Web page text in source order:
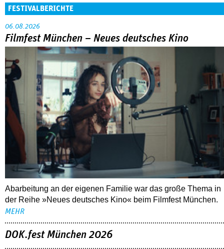
FESTIVALBERICHTE
06.08.2026
Filmfest München – Neues deutsches Kino
Abarbeitung an der eigenen Familie war das große Thema in
der Reihe »Neues deutsches Kino« beim Filmfest München.
MEHR
DOK.fest München 2026